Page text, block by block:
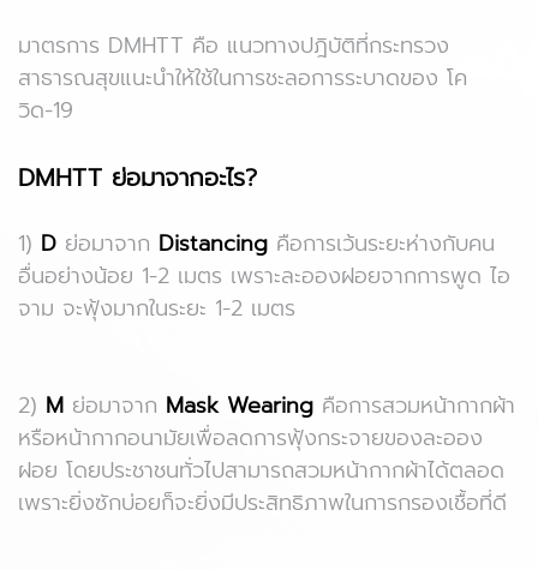
มาตรการ DMHTT คือ แนวทางปฎิบัติที่กระทรวง
สาธารณสุขแนะนำให้ใช้ในการชะลอการระบาดของ โค
วิด-19
DMHTT ย่อมาจากอะไร?
1) D ย่อมาจาก Distancing คือการเว้นระยะห่างกับคน
อื่นอย่างน้อย 1-2 เมตร เพราะละอองฝอยจากการพูด ไอ
จาม จะฟุ้งมากในระยะ 1-2 เมตร
2) M ย่อมาจาก Mask Wearing คือการสวมหน้ากากผ้า
หรือหน้ากากอนามัยเพื่อลดการฟุ้งกระจายของละออง
ฝอย โดยประชาชนทั่วไปสามารถสวมหน้ากากผ้าได้ตลอด
เพราะยิ่งซักบ่อยก็จะยิ่งมีประสิทธิภาพในการกรองเชื้อที่ดี